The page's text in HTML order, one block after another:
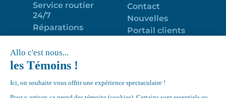
Service routier
24/7
Réparations
d’entretien
Déneigement
de toits
Équipements
Contact
Nouvelles
Portail clients